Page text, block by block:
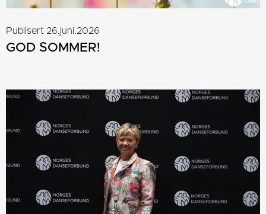
Publisert 26.juni.2026
GOD SOMMER!